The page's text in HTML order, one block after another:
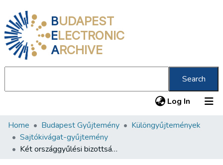
BUDAPEST
ELECTRONIC
ARCHIVE
Search
Log In (current)
Communities & Collections
All of DSpace
Home Budapest Gyűjtemény
Különgyűjtemények
Sajtókivágat-gyűjtemény
Két országgyűlési bizottság tárgyalta a kórházak rekonstrukciójának kérdését